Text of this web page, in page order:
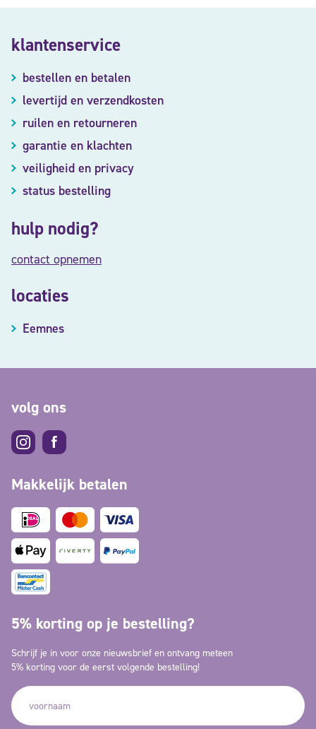
klantenservice
bestellen en betalen
levertijd en verzendkosten
ruilen en retourneren
garantie en klachten
veiligheid en privacy
status bestelling
hulp nodig?
contact opnemen
locaties
Eemnes
volg ons
Makkelijk betalen
5% korting op je bestelling?
Schrijf je in voor onze nieuwsbrief en ontvang meteen
5% korting voor de eerst volgende bestelling!